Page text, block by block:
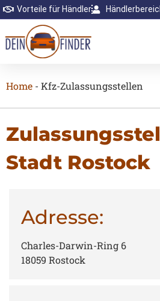
Vorteile für Händler
Home - Kfz-Zulassungsstellen
Stadt Rostock
Adresse:
Charles-Darwin-Ring 6
18059 Rostock